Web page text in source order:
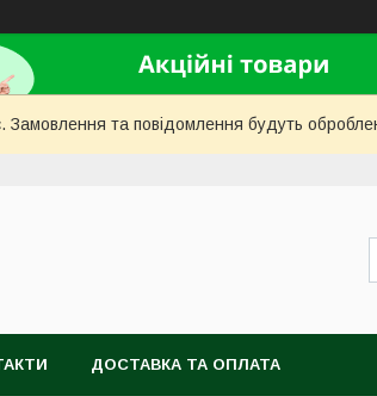
Замовлення та повідомлення будуть
ДОСТАВКА ТА ОПЛАТА